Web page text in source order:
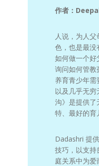
作者：
人说，为人
色，也是最没
如何做一个好
询问如何管教
养育青少年需
以及几乎无
沟》是提供了
特、最好的育
Dadashri 提
技巧，以支持
庭关系中为